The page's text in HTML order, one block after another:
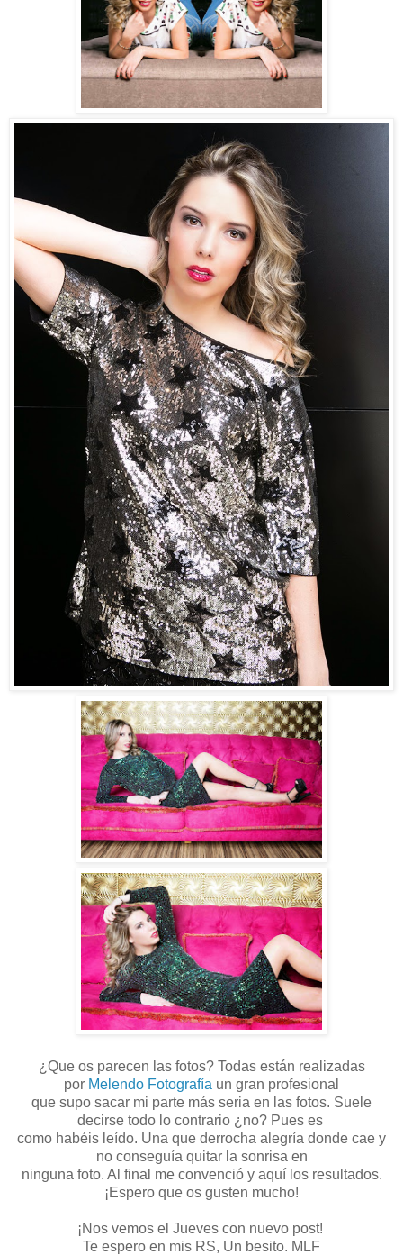
¿Que os parecen las fotos? Todas están realizadas
por Melendo Fotografía un gran profesional
que supo sacar mi parte más seria en las fotos. Suele
decirse todo lo contrario ¿no? Pues es
como habéis leído. Una que derrocha alegría donde cae y
no conseguía quitar la sonrisa en
ninguna foto. Al final me convenció y aquí los resultados.
¡Espero que os gusten mucho!
¡Nos vemos el Jueves con nuevo post!
Te espero en mis RS, Un besito. MLF